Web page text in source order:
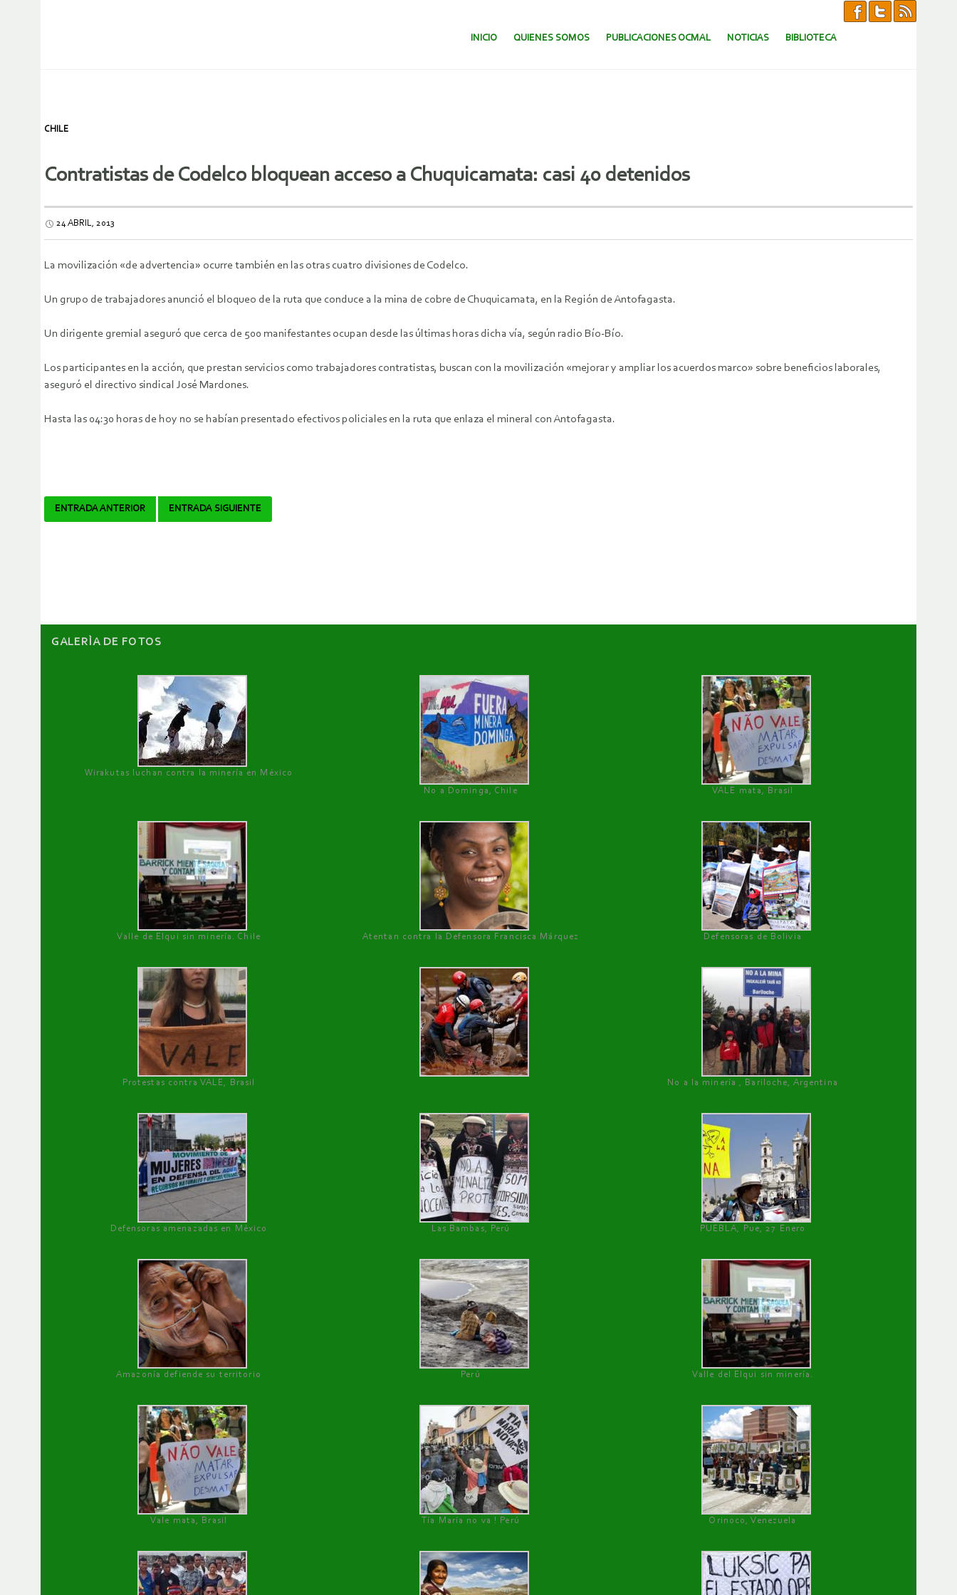
SALTAR AL CONTENIDO.
INICIO QUIENES SOMOS PUBLICACIONES OCMAL NOTICIAS BIBLIOTECA
CHILE
Contratistas de Codelco bloquean acceso a Chuquicamata: casi 40 detenidos
24 ABRIL, 2013
La movilización «de advertencia» ocurre también en las otras cuatro divisiones de Codelco.
Un grupo de trabajadores anunció el bloqueo de la ruta que conduce a la mina de cobre de Chuquicamata, en la Región de Antofagasta.
Un dirigente gremial aseguró que cerca de 500 manifestantes ocupan desde las últimas horas dicha vía, según radio Bío-Bío.
Los participantes en la acción, que prestan servicios como trabajadores contratistas, buscan con la movilización «mejorar y ampliar los acuerdos marco» sobre beneficios laborales,
aseguró el directivo sindical José Mardones.
Hasta las 04:30 horas de hoy no se habían presentado efectivos policiales en la ruta que enlaza el mineral con Antofagasta.
Navegador
ENTRADA ANTERIOR ENTRADA SIGUIENTE
GALERÌA DE FOTOS
Wirakutas luchan contra la minería en México
No a Dominga, Chile
VALE mata, Brasil
Valle de Elqui sin minería. Chile Atentan contra la Defensora Francisca Márquez Defensoras de Bolivia
Protestas contra VALE, Brasil No a la minería , Bariloche, Argentina
Defensoras amenazadas en México Las Bambas, Perú PUEBLA, Pue, 27 Enero
Amazonía defiende su territorio Perú Valle del Elqui sin minería.
Vale mata, Brasil Tía María no va ! Perú Orinoco, Venezuela